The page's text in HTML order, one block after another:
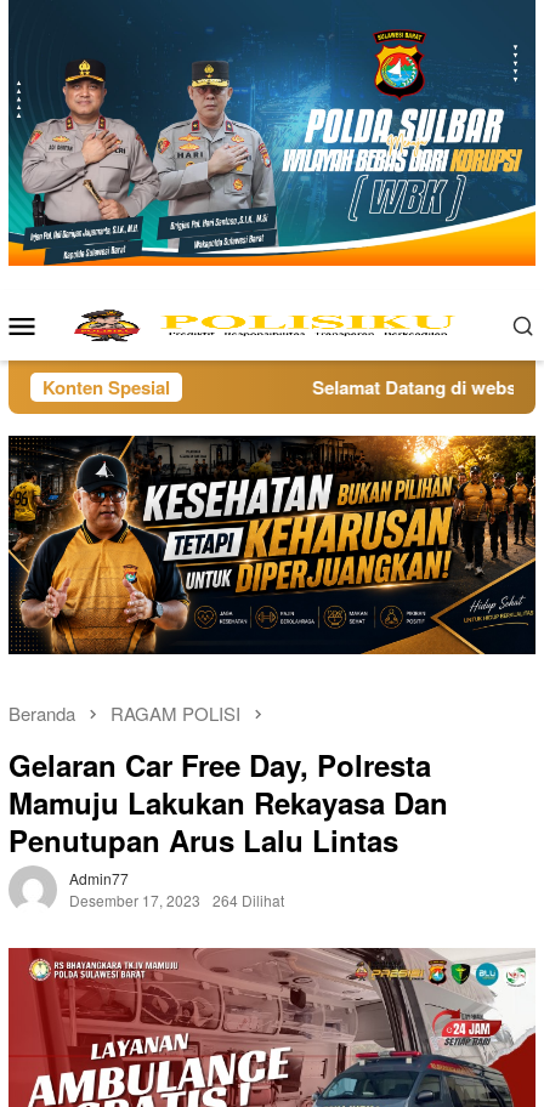
Menu
Mobile
Konten Spesial Selamat Datang di website
Beranda RAGAM POLISI
Gelaran Car Free Day, Polresta
Mamuju Lakukan Rekayasa Dan
Penutupan Arus Lalu Lintas
Admin77
Desember 17, 2023
264 Dilihat